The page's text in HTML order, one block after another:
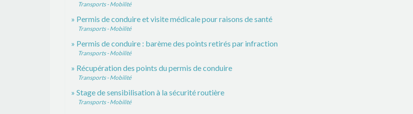
Transports - Mobilité
Permis de conduire et visite médicale pour raisons de santé
Transports - Mobilité
Permis de conduire : barème des points retirés par infraction
Transports - Mobilité
Récupération des points du permis de conduire
Transports - Mobilité
Stage de sensibilisation à la sécurité routière
Transports - Mobilité